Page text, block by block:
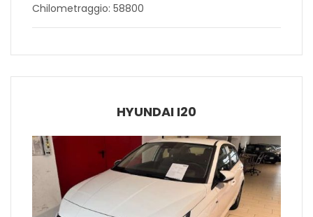
Chilometraggio: 58800
HYUNDAI I20